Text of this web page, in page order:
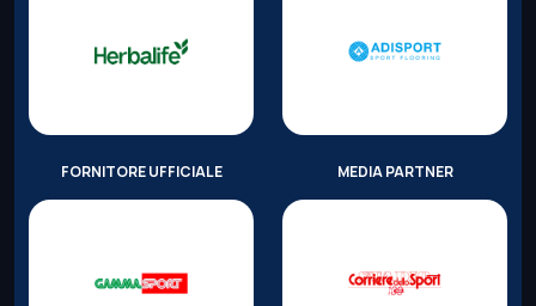
FORNITORE UFFICIALE MEDIA PARTNER